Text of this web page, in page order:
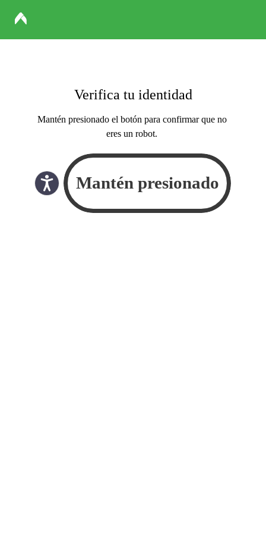
Verifica tu identidad
Mantén presionado el botón para confirmar que no
eres un robot.